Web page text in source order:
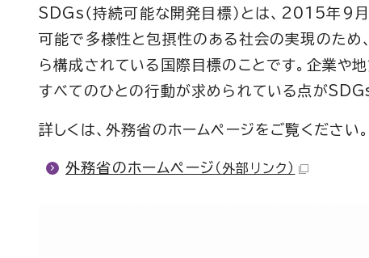
SDGs（持続可能な開発目標）とは、2015年9月
可能で多様性と包摂性のある社会の実現のた
ら構成されている国際目標のことです。企業や
すべてのひとの行動が求められている点が
詳しくは、外務省のホームページをご覧ください。
外務省のホームページ （外部リンク）